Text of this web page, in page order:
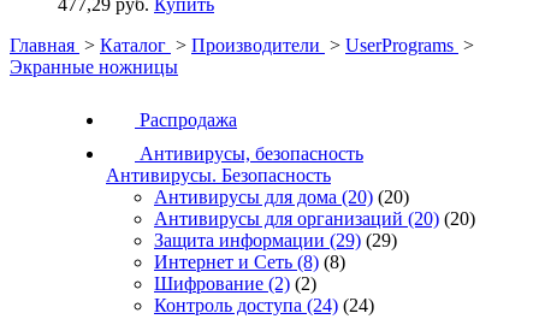
477,29 руб. Купить
Главная > Каталог > Производители > UserPrograms >
Экранные ножницы
Распродажа
Антивирусы, безопасность
Антивирусы. Безопасность
Антивирусы для дома (20) (20)
Антивирусы для организаций (20) (20)
Защита информации (29) (29)
Интернет и Сеть (8) (8)
Шифрование (2) (2)
Контроль доступа (24) (24)